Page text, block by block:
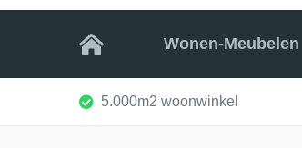
Home Wonen-Meubelen
5.000m2 woonwinkel